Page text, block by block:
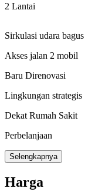
2 Lantai
Sirkulasi udara bagus
Akses jalan 2 mobil
Baru Direnovasi
Lingkungan strategis
Dekat Rumah Sakit
Perbelanjaan
Universitas
jalan tol
Selengkapnya
Harga